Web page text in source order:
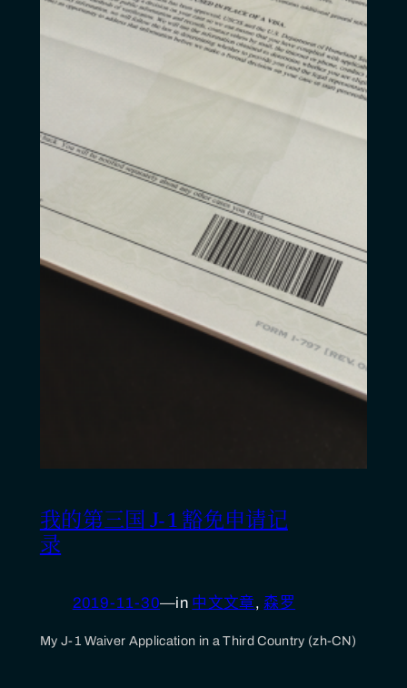
我的第三国 J-1 豁免申请记
录
2019-11-30—in 中文文章, 森罗
My J-1 Waiver Application in a Third Country (zh-CN)